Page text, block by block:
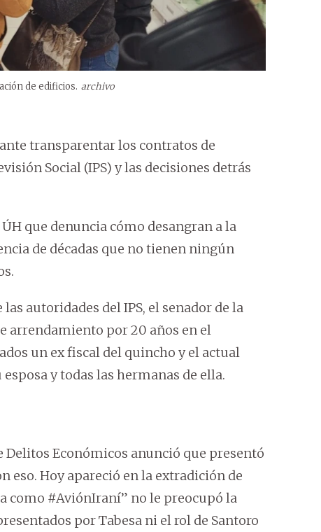
de edificios. archivo
transparentar los contratos de
Social (IPS) y las decisiones detrás
que denuncia cómo desangran a la
de décadas que no tienen ningún
autoridades del IPS, el senador de la
arrendamiento por 20 años en el
un ex fiscal del quincho y el actual
y todas las hermanas de ella.
Delitos Económicos anunció que presentó
eso. Hoy apareció en la extradición de
como #AviónIraní” no le preocupó la
por Tabesa ni el rol de Santoro